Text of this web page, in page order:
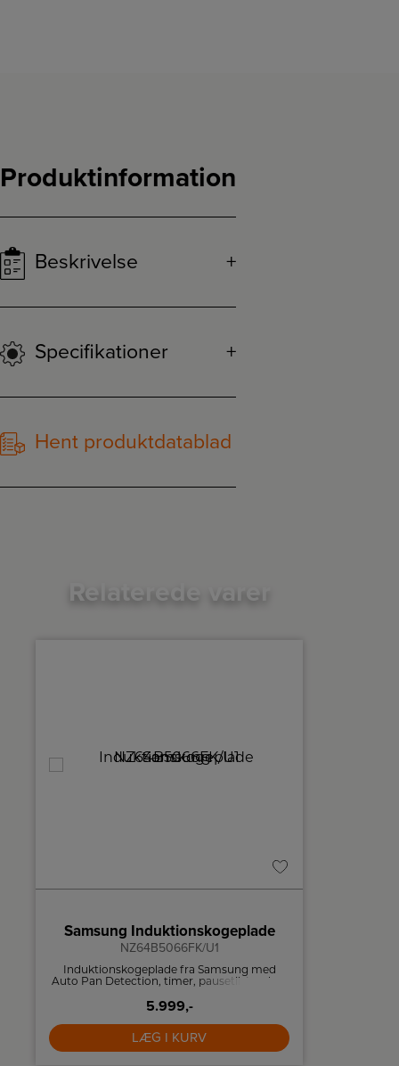
Produktinformation
Beskrivelse
Specifikationer
Hent produktdatablad
Relaterede varer
Samsung Induktionskogeplade
NZ64B5066FK/U1
Induktionskogeplade fra Samsung med
Auto Pan Detection, timer, pausetilstand og
5.999,-
LÆG I KURV